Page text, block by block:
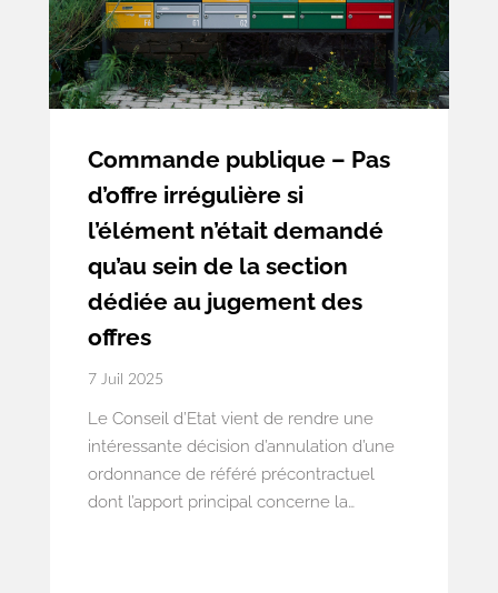
Commande publique – Pas
d’offre irrégulière si
l’élément n’était demandé
qu’au sein de la section
dédiée au jugement des
offres
7 Juil 2025
Le Conseil d’Etat vient de rendre une
intéressante décision d’annulation d’une
ordonnance de référé précontractuel
dont l’apport principal concerne la